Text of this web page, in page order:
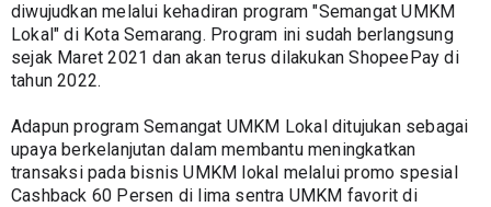
diwujudkan melalui kehadiran program "Semangat UMKM
Lokal" di Kota Semarang. Program ini sudah berlangsung
sejak Maret 2021 dan akan terus dilakukan ShopeePay di
tahun 2022.
Adapun program Semangat UMKM Lokal ditujukan sebagai
upaya berkelanjutan dalam membantu meningkatkan
transaksi pada bisnis UMKM lokal melalui promo spesial
Cashback 60 Persen di lima sentra UMKM favorit di